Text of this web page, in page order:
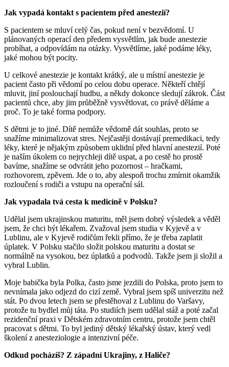
Jak vypadá kontakt s pacientem před anestezií?
S pacientem se mluví celý čas, pokud není v bezvědomí. U
plánovaných operací den předem vysvětlím, jak bude anestezie
probíhat, a odpovídám na otázky. Vysvětlíme, jaké podáme léky,
jaké mohou být pocity.
U celkové anestezie je kontakt krátký, ale u místní anestezie je
pacient často při vědomí po celou dobu operace. Někteří chtějí
mluvit, jiní poslouchají hudbu, a někdy dokonce sledují zákrok. Část
pacientů chce, aby jim průběžně vysvětlovat, co právě děláme a
proč. To je také forma podpory.
S dětmi je to jiné. Dítě nemůže vědomě dát souhlas, proto se
snažíme minimalizovat stres. Nejčastěji dostávají premedikaci, tedy
léky, které je nějakým způsobem uklidní před hlavní anestezií. Poté
je naším úkolem co nejrychleji dítě uspat, a po cestě ho prostě
bavíme, snažíme se odvrátit jeho pozornost – hračkami,
rozhovorem, zpěvem. Jde o to, aby alespoň trochu zmírnit okamžik
rozloučení s rodiči a vstupu na operační sál.
Jak vypadala tvá cesta k medicíně v Polsku?
Udělal jsem ukrajinskou maturitu, měl jsem dobrý výsledek a věděl
jsem, že chci být lékařem. Zvažoval jsem studia v Kyjevě a v
Lublinu, ale v Kyjevě rodičům řekli přímo, že je třeba zaplatit
úplatek. V Polsku stačilo složit polskou maturitu a dostat se
normálně na vysokou, bez úplatků a podvodů. Takže jsem ji složil a
vybral Lublin.
Moje babička byla Polka, často jsme jezdili do Polska, proto jsem to
nevnímala jako odjezd do cizí země. Vybral jsem spíš univerzitu než
stát. Po dvou letech jsem se přestěhoval z Lublinu do Varšavy,
protože tu bydlel můj táta. Po studiích jsem udělal stáž a poté začal
rezidenční praxi v Dětském zdravotním centru, protože jsem chtěl
pracovat s dětmi. To byl jediný dětský lékařský ústav, který vedl
školení z anesteziologie a intenzivní péče.
Odkud pocházíš? Z západní Ukrajiny, z Haliče?